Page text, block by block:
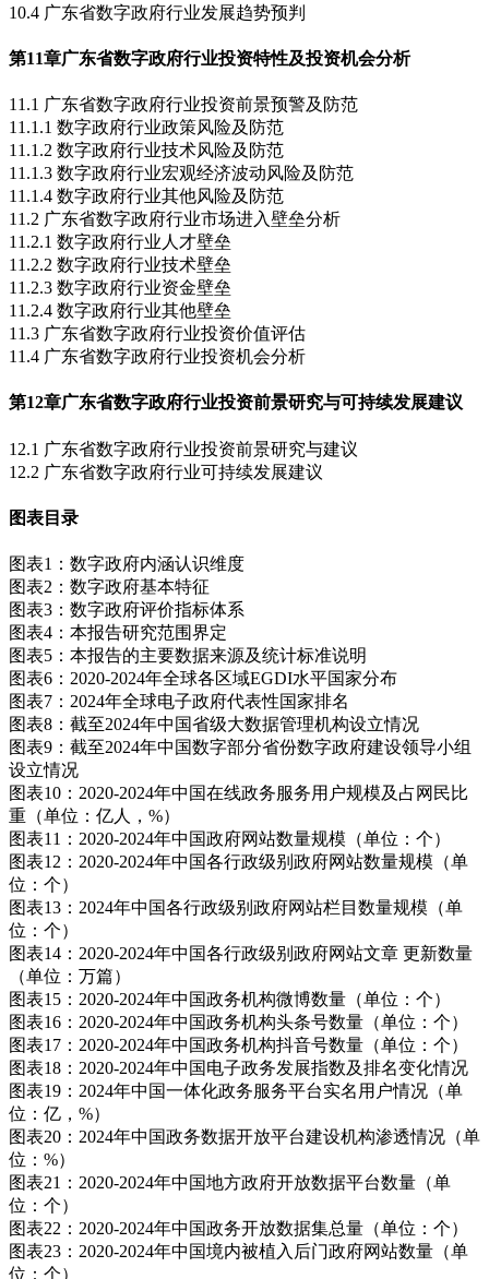
10.4 广东省数字政府行业发展趋势预判
第11章广东省数字政府行业投资特性及投资机会分析
11.1 广东省数字政府行业投资前景预警及防范
11.1.1 数字政府行业政策风险及防范
11.1.2 数字政府行业技术风险及防范
11.1.3 数字政府行业宏观经济波动风险及防范
11.1.4 数字政府行业其他风险及防范
11.2 广东省数字政府行业市场进入壁垒分析
11.2.1 数字政府行业人才壁垒
11.2.2 数字政府行业技术壁垒
11.2.3 数字政府行业资金壁垒
11.2.4 数字政府行业其他壁垒
11.3 广东省数字政府行业投资价值评估
11.4 广东省数字政府行业投资机会分析
第12章广东省数字政府行业投资前景研究与可持续发展建议
12.1 广东省数字政府行业投资前景研究与建议
12.2 广东省数字政府行业可持续发展建议
图表目录
图表1：数字政府内涵认识维度
图表2：数字政府基本特征
图表3：数字政府评价指标体系
图表4：本报告研究范围界定
图表5：本报告的主要数据来源及统计标准说明
图表6：2020-2024年全球各区域EGDI水平国家分布
图表7：2024年全球电子政府代表性国家排名
图表8：截至2024年中国省级大数据管理机构设立情况
图表9：截至2024年中国数字部分省份数字政府建设领导小组
设立情况
图表10：2020-2024年中国在线政务服务用户规模及占网民比
重（单位：亿人，%）
图表11：2020-2024年中国政府网站数量规模（单位：个）
图表12：2020-2024年中国各行政级别政府网站数量规模（单
位：个）
图表13：2024年中国各行政级别政府网站栏目数量规模（单
位：个）
图表14：2020-2024年中国各行政级别政府网站文章 更新数量
（单位：万篇）
图表15：2020-2024年中国政务机构微博数量（单位：个）
图表16：2020-2024年中国政务机构头条号数量（单位：个）
图表17：2020-2024年中国政务机构抖音号数量（单位：个）
图表18：2020-2024年中国电子政务发展指数及排名变化情况
图表19：2024年中国一体化政务服务平台实名用户情况（单
位：亿，%）
图表20：2024年中国政务数据开放平台建设机构渗透情况（单
位：%）
图表21：2020-2024年中国地方政府开放数据平台数量（单
位：个）
图表22：2020-2024年中国政务开放数据集总量（单位：个）
图表23：2020-2024年中国境内被植入后门政府网站数量（单
位：个）